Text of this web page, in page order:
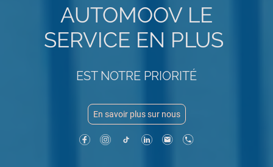
AUTOMOOV LE
SERVICE EN PLUS
EST NOTRE PRIORITÉ
En savoir plus sur nous